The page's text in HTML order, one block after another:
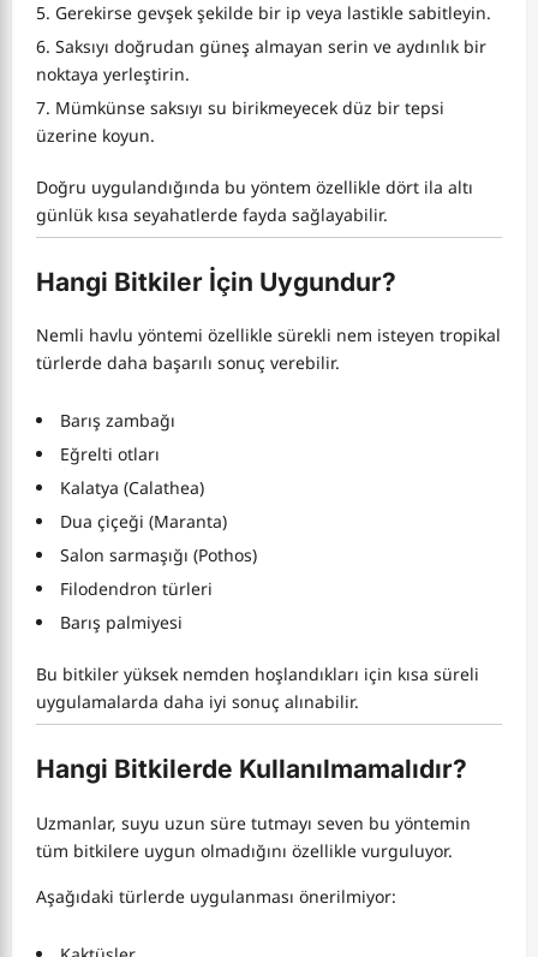
Gerekirse gevşek şekilde bir ip veya lastikle sabitleyin.
Saksıyı doğrudan güneş almayan serin ve aydınlık bir
noktaya yerleştirin.
Mümkünse saksıyı su birikmeyecek düz bir tepsi
üzerine koyun.
Doğru uygulandığında bu yöntem özellikle dört ila altı
günlük kısa seyahatlerde fayda sağlayabilir.
Hangi Bitkiler İçin Uygundur?
Nemli havlu yöntemi özellikle sürekli nem isteyen tropikal
türlerde daha başarılı sonuç verebilir.
Barış zambağı
Eğrelti otları
Kalatya (Calathea)
Dua çiçeği (Maranta)
Salon sarmaşığı (Pothos)
Filodendron türleri
Barış palmiyesi
Bu bitkiler yüksek nemden hoşlandıkları için kısa süreli
uygulamalarda daha iyi sonuç alınabilir.
Hangi Bitkilerde Kullanılmamalıdır?
Uzmanlar, suyu uzun süre tutmayı seven bu yöntemin
tüm bitkilere uygun olmadığını özellikle vurguluyor.
Aşağıdaki türlerde uygulanması önerilmiyor: